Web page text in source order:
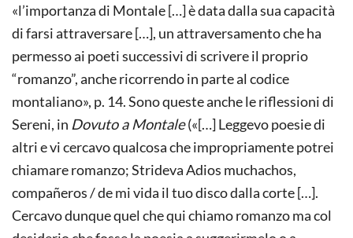
«l’importanza di Montale […] è data dalla sua capacità
di farsi attraversare […], un attraversamento che ha
permesso ai poeti successivi di scrivere il proprio
“romanzo”, anche ricorrendo in parte al codice
montaliano», p. 14. Sono queste anche le riflessioni di
Sereni, in Dovuto a Montale(«[…] Leggevo poesie di
altri e vi cercavo qualcosa che impropriamente potrei
chiamare romanzo; Strideva Adios muchachos,
compañeros / de mi vida il tuo disco dalla corte […].
Cercavo dunque quel che qui chiamo romanzo ma col